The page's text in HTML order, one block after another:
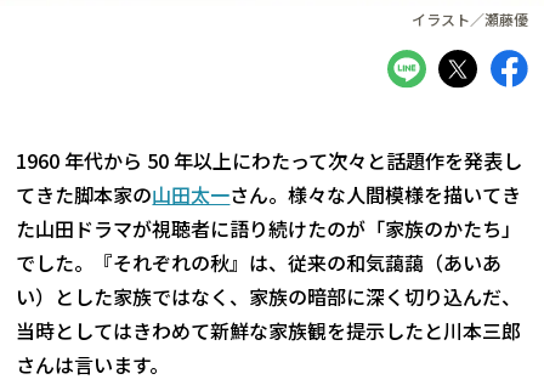
イラスト／瀬藤優
1960 年代から 50 年以上にわたって次々と話題作を発表し
てきた脚本家の山田太一さん。様々な人間模様を描いてき
た山田ドラマが視聴者に語り続けたのが「家族のかたち」
でした。『それぞれの秋』は、従来の和気藹藹（あいあ
い）とした家族ではなく、家族の暗部に深く切り込んだ、
当時としてはきわめて新鮮な家族観を提示したと川本三郎
さんは言います。